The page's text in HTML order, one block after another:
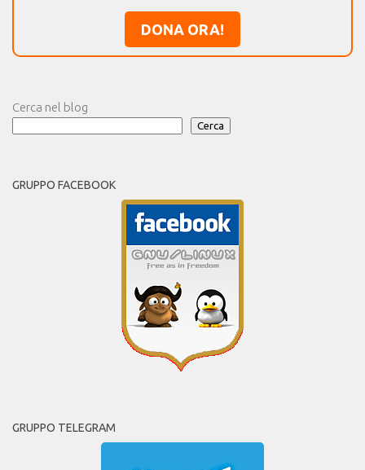
DONA ORA!
Cerca nel blog
Cerca
GRUPPO FACEBOOK
GRUPPO TELEGRAM